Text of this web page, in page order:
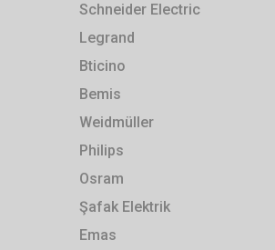
Schneider Electric
Legrand
Bticino
Bemis
Weidmüller
Philips
Osram
Şafak Elektrik
Emas